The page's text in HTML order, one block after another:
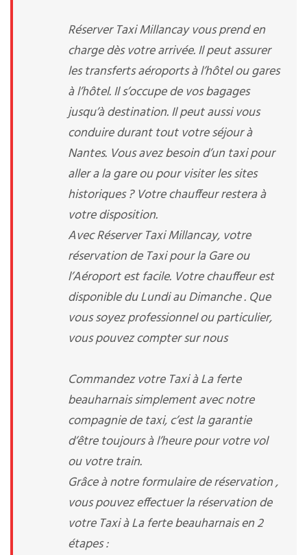
Réserver Taxi Millancay vous prend en
charge dès votre arrivée. Il peut assurer
les transferts aéroports à l’hôtel ou gares
à l’hôtel. Il s’occupe de vos bagages
jusqu’à destination. Il peut aussi vous
conduire durant tout votre séjour à
Nantes. Vous avez besoin d’un taxi pour
aller a la gare ou pour visiter les sites
historiques ? Votre chauffeur restera à
votre disposition.
Avec Réserver Taxi Millancay, votre
réservation de Taxi pour la Gare ou
l’Aéroport est facile. Votre chauffeur est
disponible du Lundi au Dimanche . Que
vous soyez professionnel ou particulier,
vous pouvez compter sur nous
Commandez votre Taxi à La ferte
beauharnais simplement avec notre
compagnie de taxi, c’est la garantie
d’être toujours à l’heure pour votre vol
ou votre train.
Grâce à notre formulaire de réservation ,
vous pouvez effectuer la réservation de
votre Taxi à La ferte beauharnais en 2
étapes :